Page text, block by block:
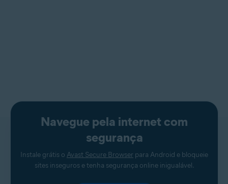
Navegue pela internet com
segurança
Instale grátis o Avast Secure Browser para Android e bloqueie
sites inseguros e tenha segurança online inigualável.